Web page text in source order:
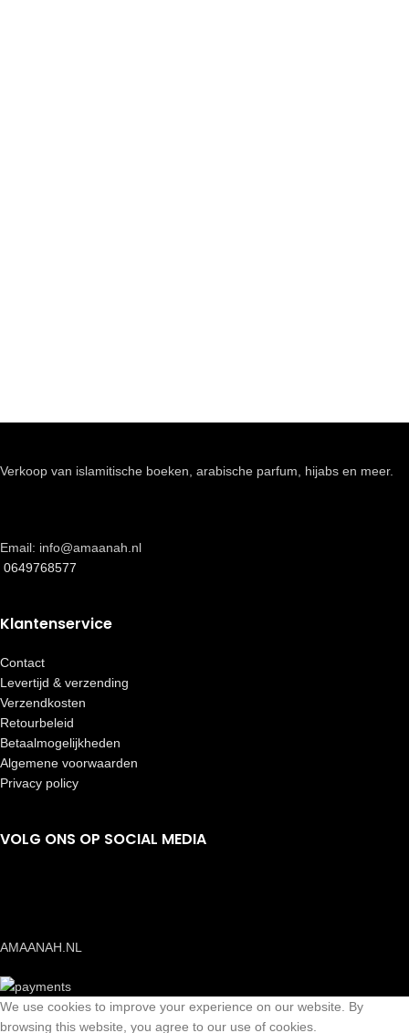
Verkoop van islamitische boeken, arabische parfum, hijabs en meer.
Email: info@amaanah.nl
0649768577
Klantenservice
Contact
Levertijd & verzending
Verzendkosten
Retourbeleid
Betaalmogelijkheden
Algemene voorwaarden
Privacy policy
VOLG ONS OP SOCIAL MEDIA
AMAANAH.NL
We use cookies to improve your experience on our website. By
browsing this website, you agree to our use of cookies.